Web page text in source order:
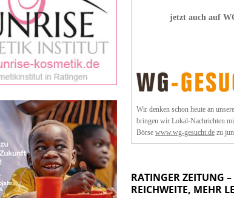
jetzt auch auf
Wir denken schon heute an
bringen wir Lokal-Nachrichten
Börse www.wg-gesucht.dezu
RATINGER ZEITUNG
REICHWEITE, MEHR